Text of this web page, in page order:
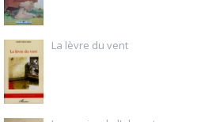
La lèvre du vent